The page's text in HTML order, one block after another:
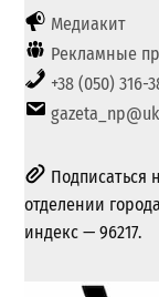
Медиакит
Рекламные
+38 (050) 316-
Подписаться
отделении
индекс — 96217.